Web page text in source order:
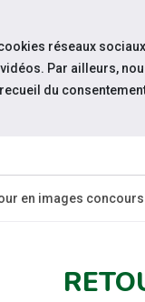
en images
réseaux
Par ailleurs,
du